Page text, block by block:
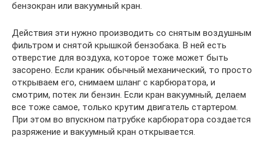
бензокран или вакуумный кран.
Действия эти нужно производить со снятым воздушным
фильтром и снятой крышкой бензобака. В ней есть
отверстие для воздуха, которое тоже может быть
засорено. Если краник обычный механический, то просто
открываем его, снимаем шланг с карбюратора, и
смотрим, потек ли бензин. Если кран вакуумный, делаем
все тоже самое, только крутим двигатель стартером.
При этом во впускном патрубке карбюратора создается
разряжение и вакуумный кран открывается.